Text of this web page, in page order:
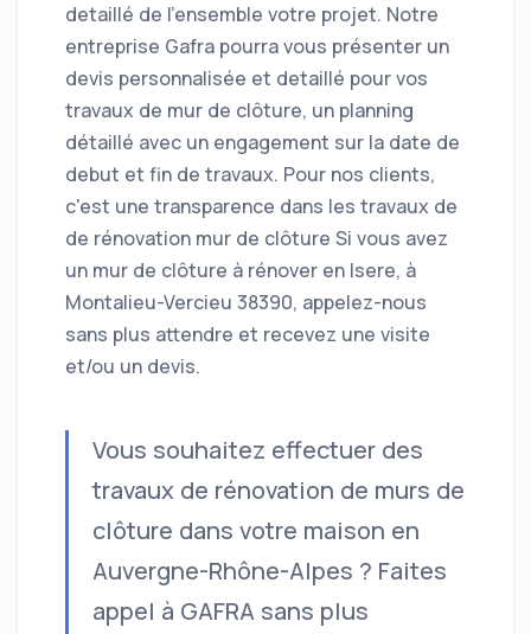
detaillé de l'ensemble votre projet. Notre
entreprise Gafra pourra vous présenter un
devis personnalisée et detaillé pour vos
travaux de mur de clôture, un planning
détaillé avec un engagement sur la date de
debut et fin de travaux. Pour nos clients,
c'est une transparence dans les travaux de
de rénovation mur de clôture Si vous avez
un mur de clôture à rénover en Isere, à
Montalieu-Vercieu 38390, appelez-nous
sans plus attendre et recevez une visite
et/ou un devis.
Vous souhaitez effectuer des
travaux de rénovation de murs de
clôture dans votre maison en
Auvergne-Rhône-Alpes ? Faites
appel à GAFRA sans plus